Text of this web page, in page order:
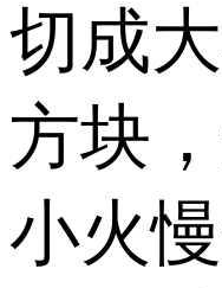
切成
方块
小火